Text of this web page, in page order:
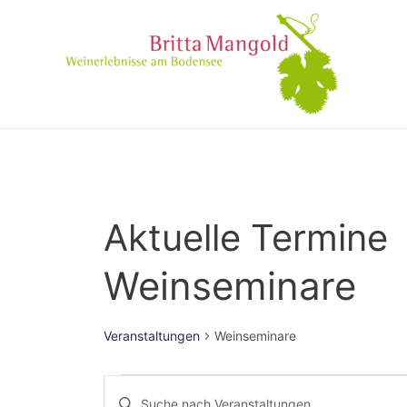
Aktuelle Termine
Weinseminare
Veranstaltungen Weinseminare
Veranstaltungen
Bitte